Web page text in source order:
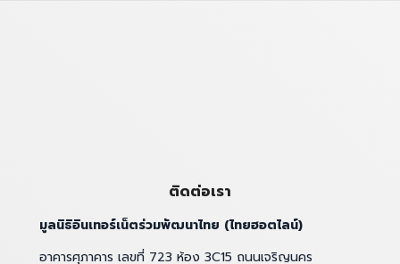
ติดต่อเรา
มูลนิธิอินเทอร์เน็ตร่วมพัฒนาไทย (ไทยฮอตไลน์)
อาคารศุภาคาร เลขที่ 723 ห้อง 3C15 ถนนเจริญนคร